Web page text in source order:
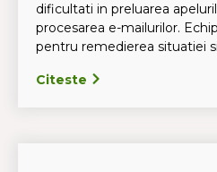
dificultati in preluarea
procesarea e-mailurilor.
pentru remedierea situatiei
Citeste